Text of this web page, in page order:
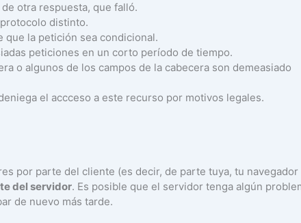
otra respuesta, que falló.
distinto.
que la petición sea condicional.
peticiones en un corto período de tiempo.
o algunos de los campos de la cabecera son demeasiado
el accceso a este recurso por motivos legales.
por parte del cliente (es decir, de parte tuya, tu navegador
del servidor. Es posible que el servidor tenga algún
de nuevo más tarde.